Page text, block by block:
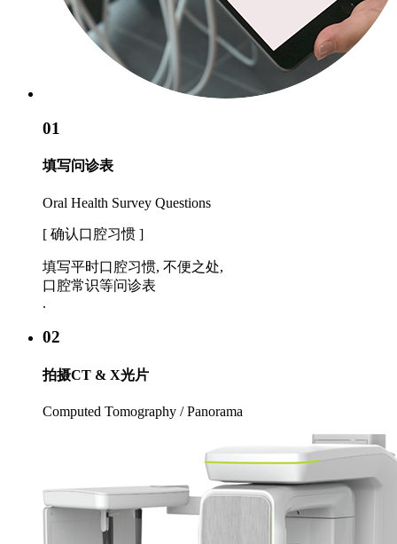
01
填写问诊表
Oral Health Survey Questions
[ 确认口腔习惯 ]
填写平时口腔习惯, 不便之处,
口腔常识等问诊表
.
02
拍摄CT & X光片
Computed Tomography / Panorama